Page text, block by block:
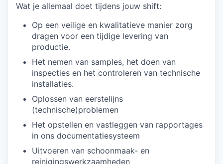
Wat je allemaal doet tijdens jouw shift:
Op een veilige en kwalitatieve manier zorg
dragen voor een tijdige levering van
productie.
Het nemen van samples, het doen van
inspecties en het controleren van technische
installaties.
Oplossen van eerstelijns
(technische)problemen
Het opstellen en vastleggen van rapportages
in ons documentatiesysteem
Uitvoeren van schoonmaak- en
reinigingswerkzaamheden